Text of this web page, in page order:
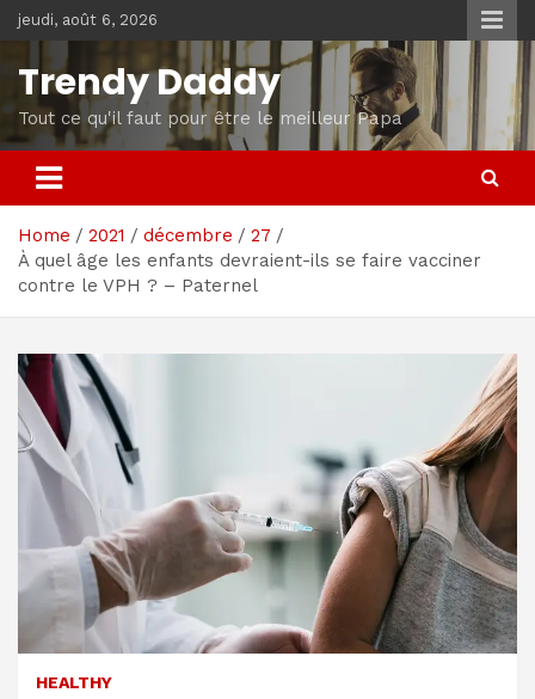
Skip
to
content
jeudi, août 6, 2026
Trendy Daddy
Tout ce qu'il faut pour être le meilleur Papa
Home 2021 décembre
27
À quel âge les enfants devraient-ils se faire vacciner
contre le VPH ? – Paternel
HEALTHY